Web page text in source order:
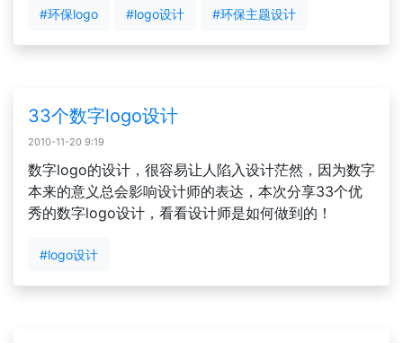
#环保logo #logo设计 #环保主题设计
33个数字logo设计
2010-11-20 9:19
数字logo的设计，很容易让人陷入设计茫然，因为数字
本来的意义总会影响设计师的表达，本次分享33个优
秀的数字logo设计，看看设计师是如何做到的！
#logo设计